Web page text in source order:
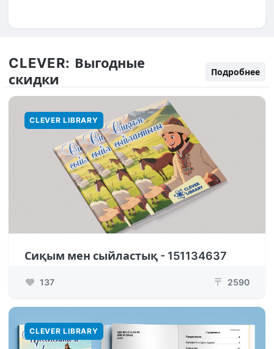
CLEVER: Выгодные
скидки
Подробнее
CLEVER LIBRARY
Сиқым мен сыйластық - 151134637
137 ₸ 2590
CLEVER LIBRARY